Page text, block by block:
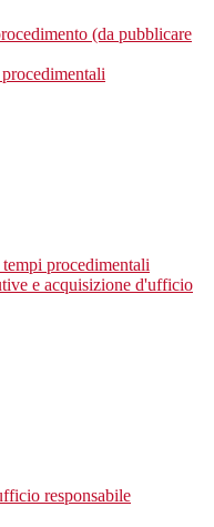
(da pubblicare
procedimentali
e acquisizione d'ufficio
responsabile